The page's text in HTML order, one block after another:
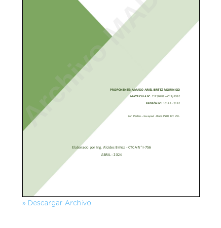
» Descargar Archivo